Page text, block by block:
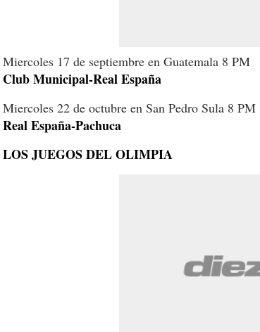
Miercoles 17 de septiembre en Guatemala 8 PM
Club Municipal-Real España
Miercoles 22 de octubre en San Pedro Sula 8 PM
Real España-Pachuca
LOS JUEGOS DEL OLIMPIA